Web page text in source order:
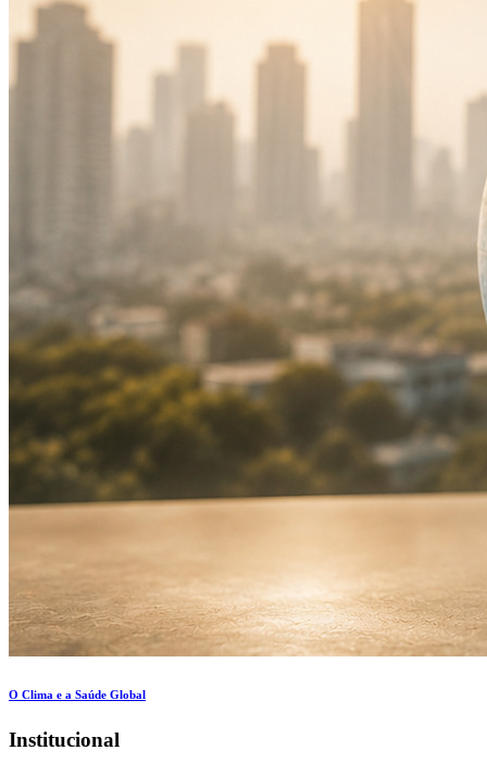
O Clima e a Saúde Global
Institucional